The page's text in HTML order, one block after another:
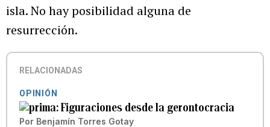
isla. No hay posibilidad alguna de
resurrección.
RELACIONADAS
OPINIÓN
Figuraciones desde la gerontocracia
Por Benjamín Torres Gotay